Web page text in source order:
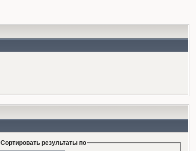
Сортировать результаты по